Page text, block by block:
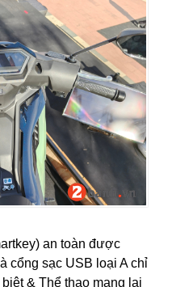
an toàn được
cổng sạc USB loại A chỉ
& Thể thao mang lại